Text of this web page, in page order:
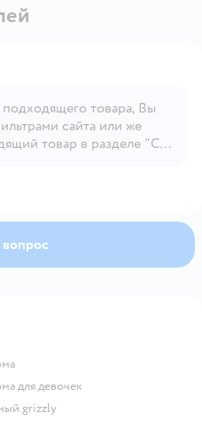
Открыть вопрос
товара, Вы
сайта или же
товар в разделе "С
вопрос
для девочек
grizzly